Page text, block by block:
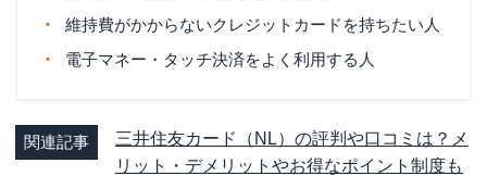
維持費がかからないクレジットカードを持ちたい人
電子マネー・タッチ決済をよく利用する人
関連記事
三井住友カード（NL）の評判や口コミは？メ
リット・デメリットやお得なポイント制度も